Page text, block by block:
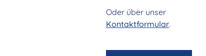
Oder über unser
Kontaktformular.